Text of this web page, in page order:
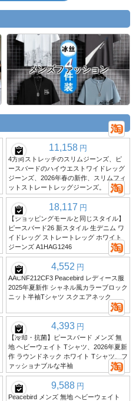
メンズファッション
11,158 円
4方向ストレッチのスリムジーンズ、ピ
ースバードのハイウエストワイドレッグ
ジーンズ、2026年春の新作、スリムフィ
ットストレートレッグジーンズ。
18,117 円
【ショッピングモールと同じスタイル】
ピースバード26 新スタイル 生デニム ワ
イドレッグ ストレートレッグ ホワイト
ジーンズ A1HAG1246
4,552 円
AACNF212CF3 Peacebird レディース服
2025年夏新作 シャネル風カラーブロック
ニット半袖Tシャツ スクエアネック
4,393 円
【冷却・抗菌】ピースバード メンズ 無
地 ヘビーウェイト Tシャツ、2026年夏新
作 ラウンドネック ホワイト Tシャツ、フ
ァッショナブルな半袖
9,588 円
Peacebird メンズ 無地 ヘビーウェイト